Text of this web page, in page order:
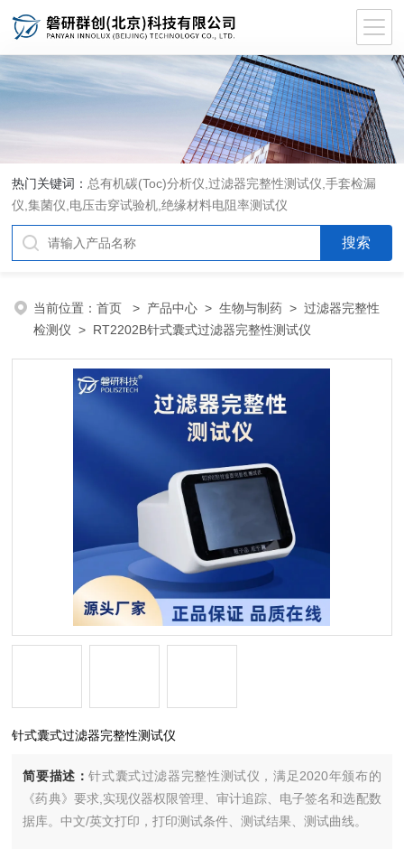
热门关键词： 总有机碳(Toc)分析仪 ,过滤器完整性测试仪 ,手套检漏
仪 ,集菌仪 电压击穿试验机 ,绝缘材料电阻率测试仪
当前位置：首页 > 产品中心 >生物与制药 >过滤器完整性
检测仪 > RT2202B针式囊式过滤器完整性测试仪
针式囊式过滤器完整性测试仪
简要描述：针式囊式过滤器完整性测试仪，满足2020年颁布的
《药典》要求,实现仪器权限管理、审计追踪、电子签名和选配数
据库。中文/英文打印，打印测试条件、测试结果、测试曲线。